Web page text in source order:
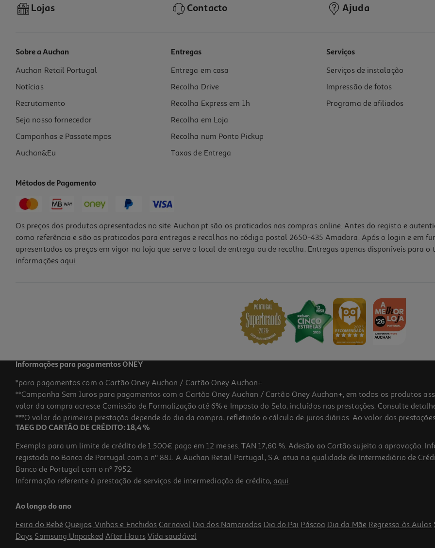
Lojas Contacto Ajuda
Sobre a Auchan
Auchan Retail Portugal
Notícias
Recrutamento
Seja nosso fornecedor
Campanhas e Passatempos
Auchan&Eu
Entregas
Entrega em casa
Recolha Drive
Recolha Express em 1h
Recolha em Loja
Recolha num Ponto Pickup
Taxas de Entrega
Serviços
Serviços de instalação
Impressão de fotos
Programa de afiliados
Métodos de Pagamento
Os preços dos produtos apresentados no site Auchan.pt são os praticados nas compras online. Antes do registo e
como referência e são os praticados para entregas e recolhas no código postal 2650-435 Amadora. Após o login e em
apresentados os preços em vigor na loja que serve o local de entrega ou de recolha. Entregas apenas disponíveis para
informações aqui.
Informações para pagamentos ONEY
*para pagamentos com o Cartão Oney Auchan / Cartão Oney Auchan+.
**Campanha Sem Juros para pagamentos com o Cartão Oney Auchan / Cartão Oney Auchan+, em todos os produtos
valor da compra acresce Comissão de Formalização até 6% e Imposto do Selo, incluídos nas prestações. Consulte
***O valor da primeira prestação depende do dia da compra, refletindo o cálculo de juros diários. Ao valor das
TAEG DO CARTÃO DE CRÉDITO: 18,4 %
Exemplo para um limite de crédito de 1.500€ pago em 12 meses. TAN 17,60 %. Adesão ao Cartão sujeita a aprovação.
registado no Banco de Portugal com o nº 881. A Auchan Retail Portugal, S.A. atua na qualidade de Intermediário de
Banco de Portugal com o nº 7952.
Informação referente à prestação de serviços de intermediação de crédito, aqui.
Ao longo do ano
Feira do Bebé Queijos, Vinhos e Enchidos Carnaval Dia dos Namorados Dia do Pai Páscoa Dia da Mãe Regresso às Aulas
Days Samsung Unpacked After Hours Vida saudável